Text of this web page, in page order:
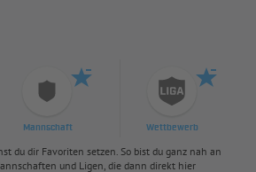
Mannschaft Wettbewerb
du dir Favoriten setzen. So bist du ganz nah an
und Ligen, die dann direkt hier